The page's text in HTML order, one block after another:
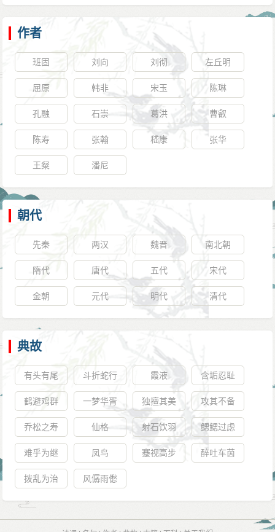
作者
班固 刘向 刘彻 左丘明
屈原 韩非 宋玉 陈琳
孔融 石崇 葛洪 曹叡
陈寿 张翰 嵇康 张华
王粲 潘尼
朝代
先秦 两汉 魏晋 南北朝
隋代 唐代 五代 宋代
金朝 元代 明代 清代
典故
有头有尾 斗折蛇行 霞液 含垢忍耻
鹤避鸡群 一梦华胥 独擅其美 攻其不备
乔松之寿 仙格 射石饮羽 鳃鳃过虑
难乎为继 凤鸟 蹇视高步 醉吐车茵
拨乱为治 风僝雨僽